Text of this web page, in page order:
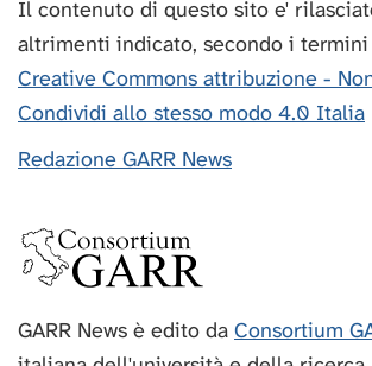
Il contenuto di questo sito e'
altrimenti indicato, secondo i
Creative Commons attribuzione -
Condividi allo stesso modo 4.0 Italia
Redazione GARR News
GARR News è edito da Consortium